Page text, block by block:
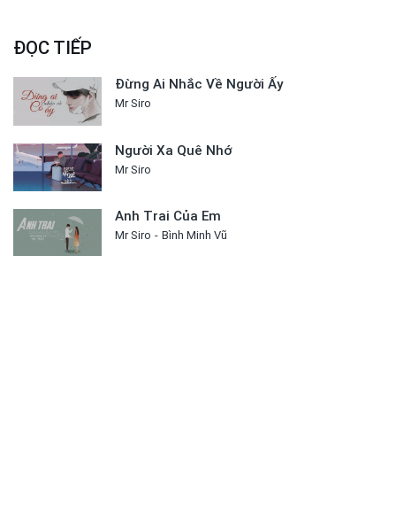
ĐỌC TIẾP
Đừng Ai Nhắc Về Người Ấy
Mr Siro
Người Xa Quê Nhớ
Mr Siro
Anh Trai Của Em
Mr Siro Bình Minh Vũ